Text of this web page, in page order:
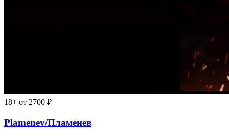
18+ от 2700 ₽
Plamenev/Пламенев